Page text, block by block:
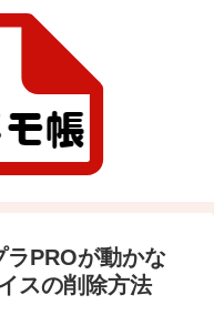
PROが動かな
スの削除方法